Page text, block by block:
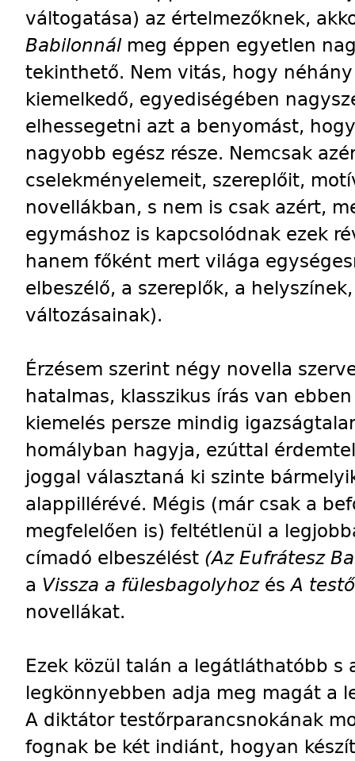
váltogatása) az értelmezőknek,
Babilonnálmeg éppen egyetlen
tekinthető. Nem vitás, hogy
kiemelkedő, egyediségében
elhessegetni azt a benyomást,
nagyobb egész része. Nemcsak
cselekményelemeit, szereplőit,
novellákban, s nem is csak azért,
egymáshoz is kapcsolódnak ezek
hanem főként mert világa
elbeszélő, a szereplők, a
változásainak).
Érzésem szerint négy novella
hatalmas, klasszikus írás van
kiemelés persze mindig
homályban hagyja, ezúttal
joggal választaná ki szinte
alappillérévé. Mégis (már csak a
megfelelően is) feltétlenül a
címadó elbeszélést (Az Eufrátesz
a Vissza a fülesbagolyhoz és A
novellákat.
Ezek közül talán a legátláthatóbb s
legkönnyebben adja meg magát a
A diktátor testőrparancsnokának
fognak be két indiánt, hogyan